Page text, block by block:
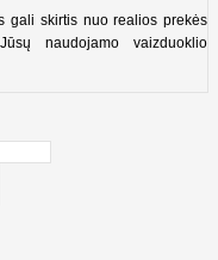
gali skirtis nuo realios prekės
naudojamo vaizduoklio